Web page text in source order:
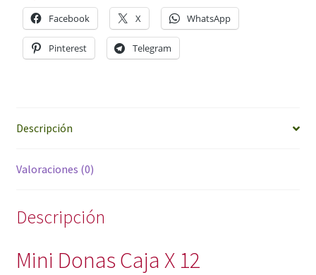
Facebook X WhatsApp
Pinterest Telegram
Descripción
Valoraciones (0)
Descripción
Mini Donas Caja X 12